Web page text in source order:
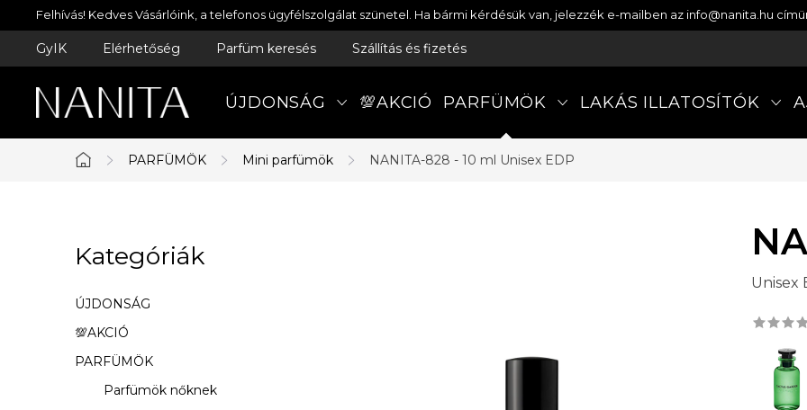
Ugrás
a
Felhívás! Kedves Vásárlóink, a telefonos ügyfélszolgálat szünetel. Ha bármi kérdésük van, jelezzék e-mailben az info@nanita.hu
GyIK Elérhetőség Parfüm keresés Szállítás és fizetés
ÚJDONSÁG 💯AKCIÓ PARFÜMÖK LAKÁS ILLATOSÍTÓK
Kezdőlap
PARFÜMÖK Mini parfümök NANITA-828 - 10 ml Unisex EDP
l
d
a
l
Kategóriák
átugrása
Kategóriák
ÚJDONSÁG
💯AKCIÓ
PARFÜMÖK
Parfümök nőknek
Unisex